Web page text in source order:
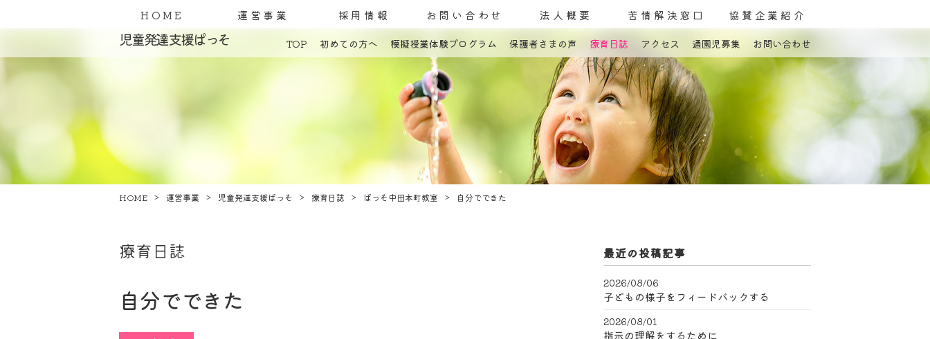
HOME 運営事業 採用情報 お問い合わせ 法人概要 苦情解決窓口 協賛企業紹介
児童発達支援ぱっそ TOP 初めての方へ 模擬授業体験プログラム 保護者さまの声 療育日誌 アクセス 通園児募集 お問い合わせ
よくある質問
お問い合わせ
HOME 運営事業 児童発達支援ぱっそ 療育日誌 ぱっそ中田本町教室 自分でできた
療育日誌
自分でできた
最近の投稿記事
2026/08/06
子どもの様子をフィードバックする
2026/08/01
指示の理解をするために